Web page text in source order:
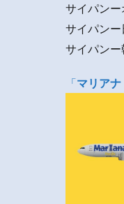
サイパン
サイパンー
サイパンー
「マリアナ